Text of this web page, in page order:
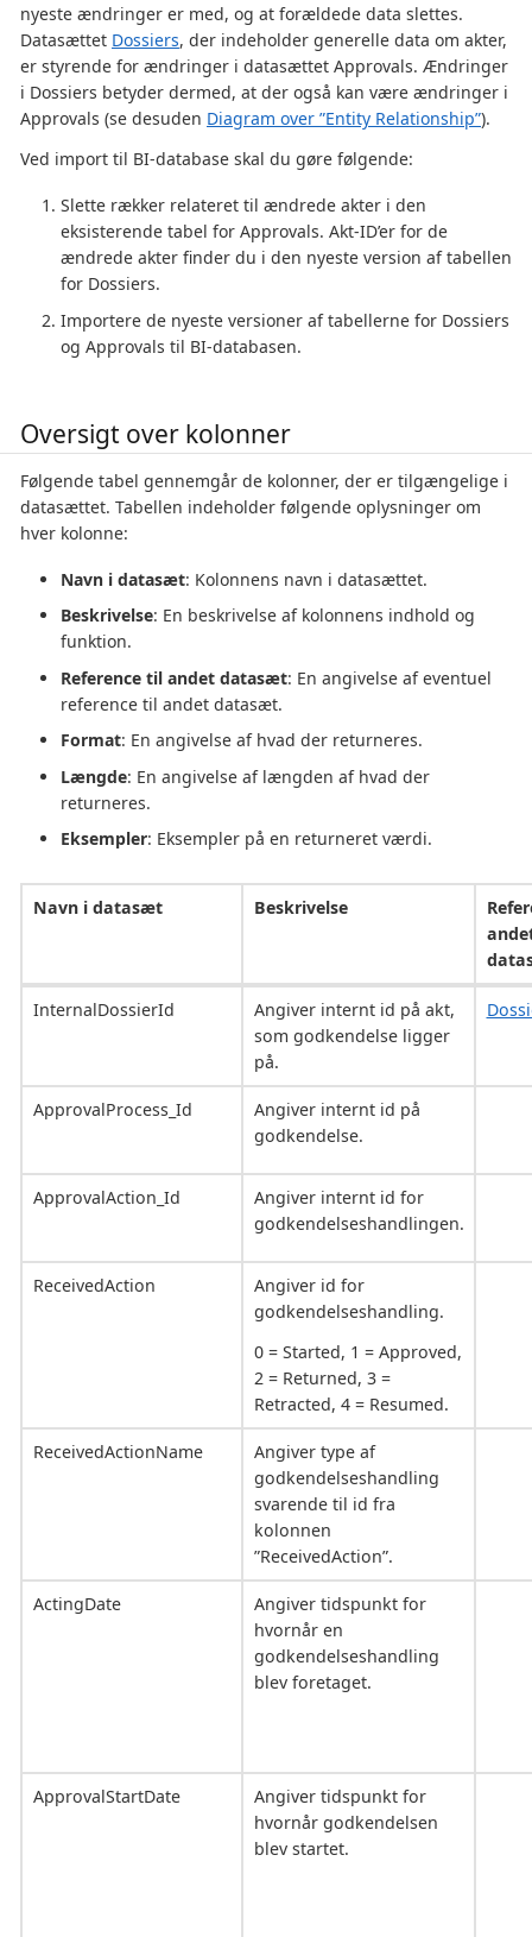
nyeste ændringer er med, og at forældede data slettes.
Datasættet Dossiers, der indeholder generelle data om akter,
er styrende for ændringer i datasættet Approvals. Ændringer
i Dossiers betyder dermed, at der også kan være ændringer i
Approvals (se desuden Diagram over ”Entity Relationship”).
Ved import til BI-database skal du gøre følgende:
Slette rækker relateret til ændrede akter i den
eksisterende tabel for Approvals. Akt-ID’er for de
ændrede akter finder du i den nyeste version af tabellen
for Dossiers.
Importere de nyeste versioner af tabellerne for Dossiers
og Approvals til BI-databasen.
Oversigt over kolonner
Følgende tabel gennemgår de kolonner, der er tilgængelige i
datasættet. Tabellen indeholder følgende oplysninger om
hver kolonne:
Navn i datasæt: Kolonnens navn i datasættet.
Beskrivelse: En beskrivelse af kolonnens indhold og
funktion.
Reference til andet datasæt: En angivelse af eventuel
reference til andet datasæt.
Format: En angivelse af hvad der returneres.
Længde: En angivelse af længden af hvad der
returneres.
Eksempler: Eksempler på en returneret værdi.
Navn i datasæt Beskrivelse
InternalDossierId
Angiver internt id på akt,
som godkendelse ligger
på.
ApprovalProcess_Id
Angiver internt id på
godkendelse.
ApprovalAction_Id
Angiver internt id for
godkendelseshandlingen.
ReceivedAction
Angiver id for
godkendelseshandling.
0 = Started, 1 = Approved,
2 = Returned, 3 =
Retracted, 4 = Resumed.
ReceivedActionName
Angiver type af
godkendelseshandling
svarende til id fra
kolonnen
”ReceivedAction”.
ActingDate
Angiver tidspunkt for
hvornår en
godkendelseshandling
blev foretaget.
ApprovalStartDate
Angiver tidspunkt for
hvornår godkendelsen
blev startet.